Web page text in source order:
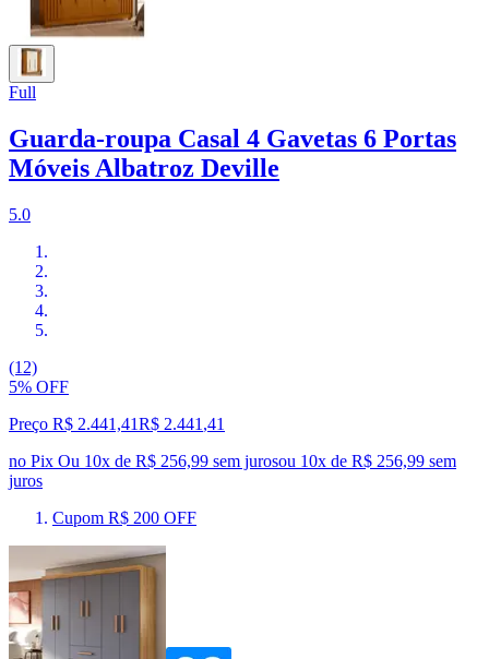
Full
Guarda-roupa Casal 4 Gavetas 6 Portas
Móveis Albatroz Deville
5.0
(12)
5% OFF
Preço R$ 2.441,41R$ 2.441 ,41
no Pix Ou 10x de R$ 256,99 sem jurosou 10x de R$ 256,99 sem
juros
Cupom R$ 200 OFF